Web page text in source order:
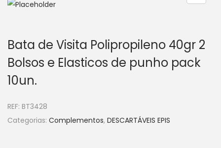
Bata de Visita Polipropileno 40gr 2
Bolsos e Elasticos de punho pack
10un.
REF: BT3428
Categorias: Complementos, DESCARTÁVEIS EPIS